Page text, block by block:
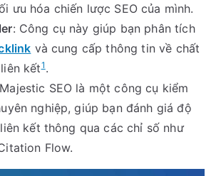
ưu hóa chiến lược SEO của mình.
: Công cụ này giúp bạn phân tích
và cung cấp thông tin về chất
kết1.
SEO là một công cụ kiểm
nghiệp, giúp bạn đánh giá độ
kết thông qua các chỉ số như
Flow.